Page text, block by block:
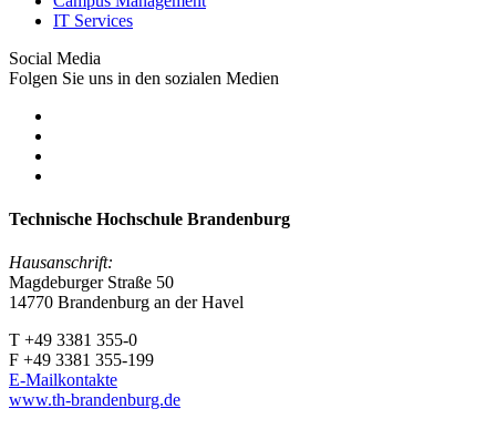
IT Services
Social Media
Folgen Sie uns in den sozialen Medien
Technische Hochschule Brandenburg
Hausanschrift:
Magdeburger Straße 50
14770 Brandenburg an der Havel
T +49 3381 355-0
F +49 3381 355-199
E-Mailkontakte
www.th-brandenburg.de